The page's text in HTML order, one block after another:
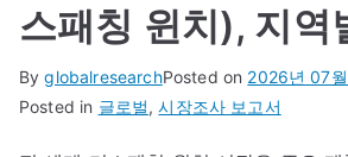
스패칭 윈치), 지역
ByglobalresearchPosted on 2026년 07
Posted in 글로벌,시장조사 보고서